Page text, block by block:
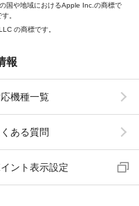
国や地域におけるApple Inc.の商標で
。
の商標です。
報
機種一覧
ある質問
ント表示設定